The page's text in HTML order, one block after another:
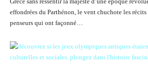
effondrées du Parthénon, le vent chuchote les récits
penseurs qui ont façonné…